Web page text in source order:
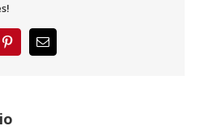
PinterestCorreo
electrónico